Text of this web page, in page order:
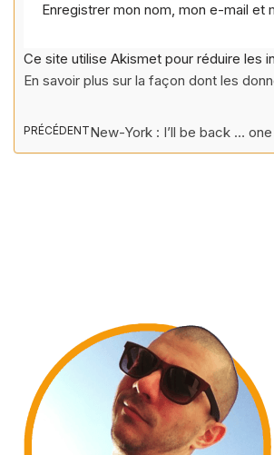
Enregistrer mon nom, mon e-mail et
Ce site utilise Akismet pour réduire les
En savoir plus sur la façon dont les
PRÉCÉDENTNew-York : I’ll be back …